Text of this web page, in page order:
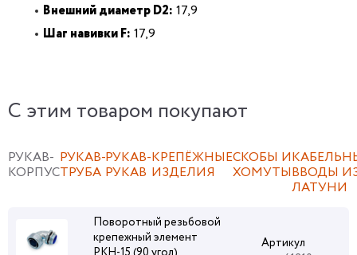
Внешний диаметр D2: 17,9
Шаг навивки F: 17,9
C этим товаром покупают
РУКАВ-
КОРПУС
РУКАВ-
ТРУБА
РУКАВ-
РУКАВ
КРЕПЁЖНЫЕ
ИЗДЕЛИЯ
СКОБЫ И
ХОМУТЫВВОДЫ
ЛАТУНИ
Поворотный резьбовой
крепежный элемент
Артикул